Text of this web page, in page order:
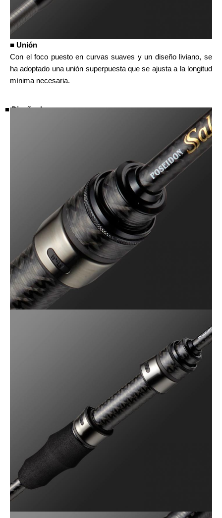
■ Unión
Con el foco puesto en curvas suaves y un diseño liviano, se
ha adoptado una unión superpuesta que se ajusta a la longitud
mínima necesaria.
■ Diseño de agarre